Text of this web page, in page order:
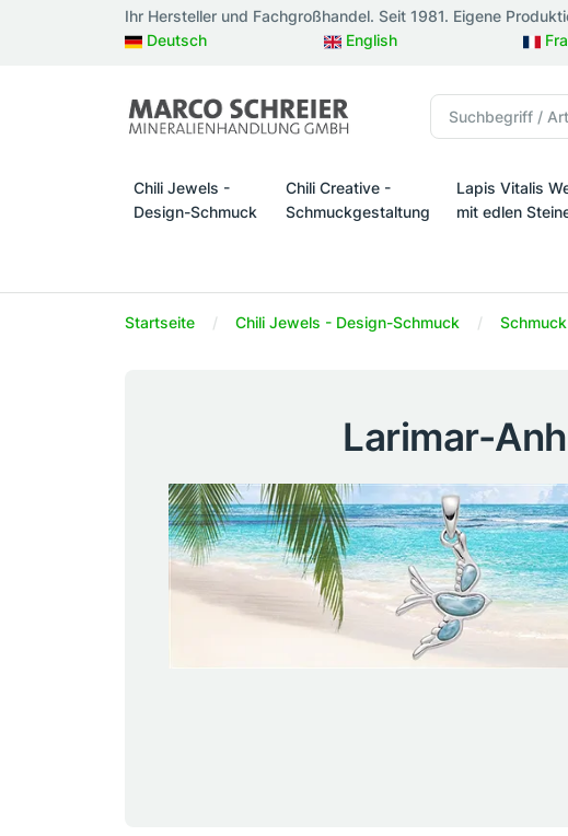
Ihr Hersteller und Fachgroßhandel. Seit 1981. Eigene
Deutsch
English
Chili Jewels -
Design-Schmuck
Chili Creative -
Schmuckgestaltung
Lapis Vitalis
mit edlen
Startseite Chili Jewels - Design-Schmuck
Larimar-